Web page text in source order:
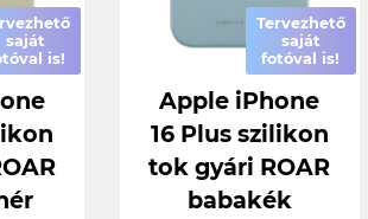
saját
is!
Tervezhető
saját
fotóval is!
Apple iPhone
16 Plus szilikon
tok gyári ROAR
babakék